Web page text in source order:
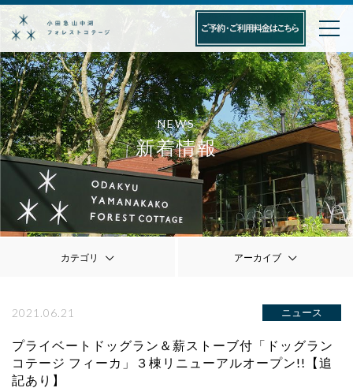
NEWS
新着情報
カテゴリ アーカイブ
2021.06.21 ニュース
プライベートドッグラン＆薪ストーブ付「ドッグラン
コテージ フィーカ」３棟リニューアルオープン!!【追
記あり】